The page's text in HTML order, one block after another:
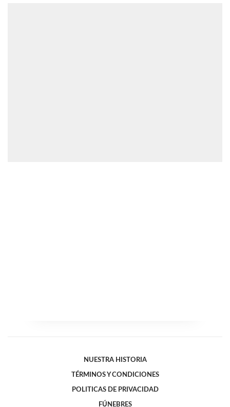
NUESTRA HISTORIA
TÉRMINOS Y CONDICIONES
POLITICAS DE PRIVACIDAD
FÚNEBRES